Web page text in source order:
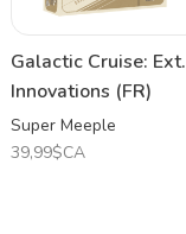
Galactic Cruise: Ext.
Innovations (FR)
Super Meeple
39,99$CA